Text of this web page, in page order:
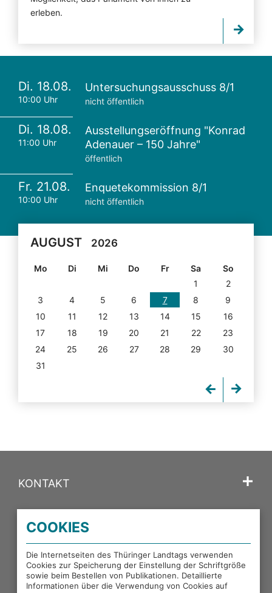
erleben.
Di. 18.08.
10:00 Uhr
Untersuchungsausschuss 8/1
nicht öffentlich
Di. 18.08.
11:00 Uhr
Ausstellungseröffnung "Konrad
Adenauer – 150 Jahre"
öffentlich
Fr. 21.08.
10:00 Uhr
Enquetekommission 8/1
nicht öffentlich
AUGUST 2026
Mo Di Mi Do Fr Sa
So
1
2
3
4 5 6 7 8
9
10
11 12 13 14 15
16
17
18 19 20 21 22
23
24
25 26 27 28 29
30
31
KONTAKT
PORTALE DES THÜRINGER LANDTAGS
EXTERNE LINKS
COOKIES
Die Internetseiten des Thüringer Landtags verwenden
Cookies zur Speicherung der Einstellung der Schriftgröße
sowie beim Bestellen von Publikationen. Detaillierte
Informationen über die Verwendung von Cookies auf